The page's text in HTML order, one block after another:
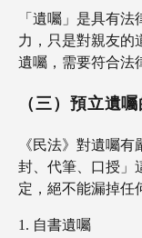
「遺囑」是具有
力，只是對親友的
遺囑，需要符合法
（三）預立遺
《民法》對遺囑
封、代筆、口授」
定，絕不能漏掉任
自書遺囑